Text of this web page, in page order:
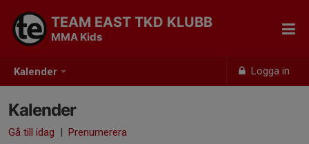
Kalender Logga in
TEAM EAST TKD KLUBB
MMA Kids
Kalender
Gå till idag | Prenumerera